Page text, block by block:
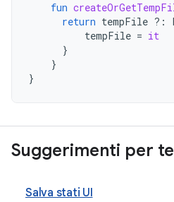
fun
return tempFile ?:
tempFile = it
}
}
}
Suggerimenti per te
Salva stati UI